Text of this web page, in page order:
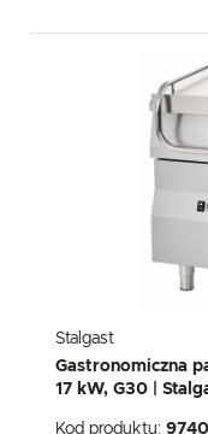
Stalgast
Gastronomiczna
17 kW, G30 |
Kod produktu: